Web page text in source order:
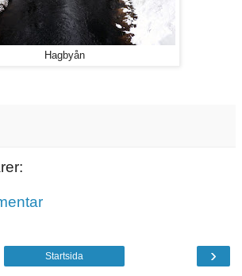
Hagbyån
›
Startsida